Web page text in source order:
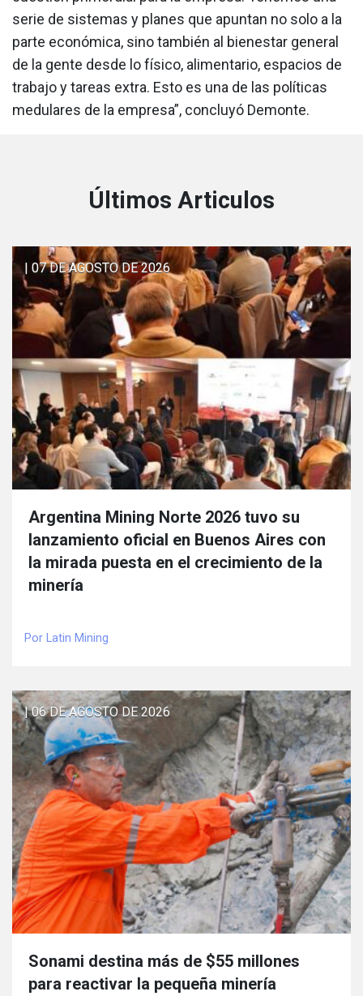
serie de sistemas y planes que apuntan no solo a la
parte económica, sino también al bienestar general
de la gente desde lo físico, alimentario, espacios de
trabajo y tareas extra. Esto es una de las políticas
medulares de la empresa”, concluyó Demonte.
Últimos Articulos
| 07 DE AGOSTO DE 2026
Argentina Mining Norte 2026 tuvo su
lanzamiento oficial en Buenos Aires con
la mirada puesta en el crecimiento de la
minería
Por Latin Mining
| 06 DE AGOSTO DE 2026
Sonami destina más de $55 millones
para reactivar la pequeña minería